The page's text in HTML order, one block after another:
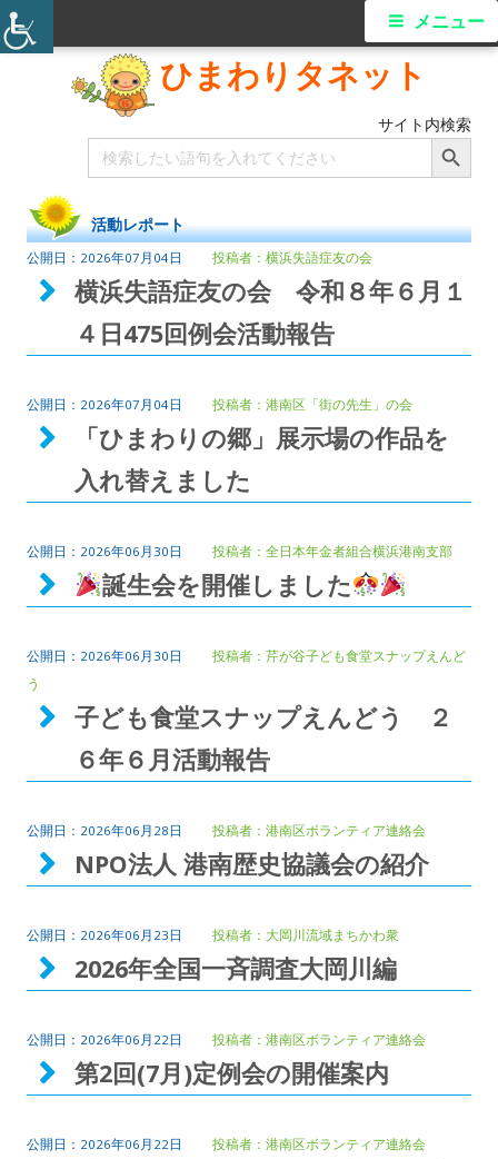
ひまわりタネット
サイト内検索
Search
for:
Search Button
メニュー
活動レポート
2026年07月04日 横浜失語症友の会
横浜失語症友の会 令和８年６月１
４日475回例会活動報告
2026年07月04日 港南区「街の先生」の会
「ひまわりの郷」展示場の作品を
入れ替えました
2026年06月30日 全日本年金者組合横浜港南支部
誕生会を開催しました
2026年06月30日
芹が谷子ども食堂スナップえんど
う
子ども食堂スナップえんどう ２
６年６月活動報告
2026年06月28日 港南区ボランティア連絡会
NPO法人 港南歴史協議会の紹介
2026年06月23日 大岡川流域まちかわ衆
2026年全国一斉調査大岡川編
2026年06月22日 港南区ボランティア連絡会
第2回(7月)定例会の開催案内
2026年06月22日 港南区ボランティア連絡会